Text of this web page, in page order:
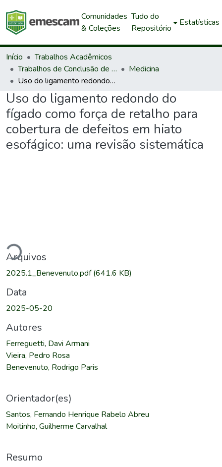
Comunidades
& Coleções
Tudo do
Repositório
Estatísticas
Início
Trabalhos Acadêmicos
Trabalhos de Conclusão de Curso de Graduação
Medicina
Uso do ligamento redondo do fígado como força de retalho para cobertura de defeitos em hiato esofágico: uma revisão sistemática
Uso do ligamento redondo do
fígado como força de retalho para
cobertura de defeitos em hiato
esofágico: uma revisão sistemática
Arquivos
2025.1_Benevenuto.pdf(641.6 KB)
Data
2025-05-20
Autores
Ferreguetti, Davi Armani
Vieira, Pedro Rosa
Benevenuto, Rodrigo Paris
Orientador(es)
Santos, Fernando Henrique Rabelo Abreu
Moitinho, Guilherme Carvalhal
Resumo